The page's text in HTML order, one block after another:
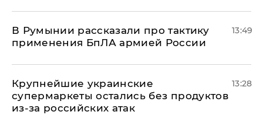
В Румынии рассказали про тактику
применения БпЛА армией России
13:49
Крупнейшие украинские
супермаркеты остались без продуктов
из-за российских атак
13:28